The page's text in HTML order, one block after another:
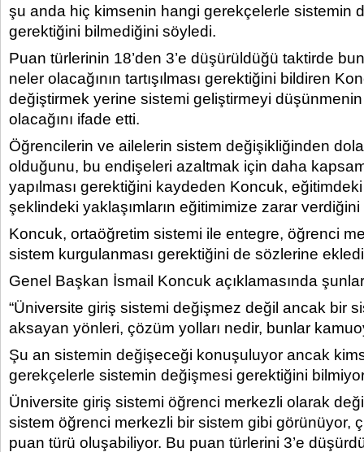
şu anda hiç kimsenin hangi gerekçelerle sistemin
gerektiğini bilmediğini söyledi.
Puan türlerinin 18’den 3’e düşürüldüğü taktirde
neler olacağının tartışılması gerektiğini bildiren
değiştirmek yerine sistemi geliştirmeyi düşünmenin
olacağını ifade etti.
Öğrencilerin ve ailelerin sistem değişikliğinden
olduğunu, bu endişeleri azaltmak için daha
yapılması gerektiğini kaydeden Koncuk, eğitimdeki
şeklindeki yaklaşımların eğitimimize zarar verdiğini
Koncuk, ortaöğretim sistemi ile entegre, öğrenci
sistem kurgulanması gerektiğini de sözlerine
Genel Başkan İsmail Koncuk açıklamasında
“Üniversite giriş sistemi değişmez değil ancak bir
aksayan yönleri, çözüm yolları nedir, bunlar
Şu an sistemin değişeceği konuşuluyor ancak
gerekçelerle sistemin değişmesi gerektiğini
Üniversite giriş sistemi öğrenci merkezli olarak
sistem öğrenci merkezli bir sistem gibi görünüyor,
puan türü oluşabiliyor. Bu puan türlerini 3’e